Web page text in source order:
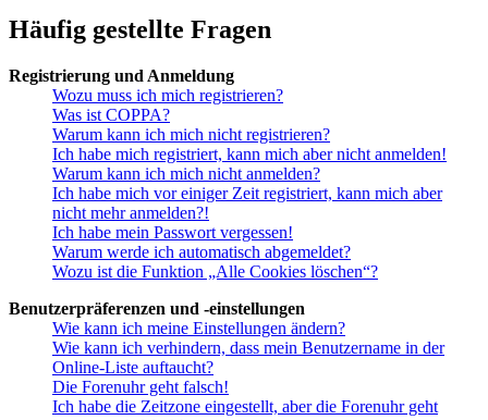
Häufig gestellte Fragen
Registrierung und Anmeldung
Wozu muss ich mich registrieren?
Was ist COPPA?
Warum kann ich mich nicht registrieren?
Ich habe mich registriert, kann mich aber nicht anmelden!
Warum kann ich mich nicht anmelden?
Ich habe mich vor einiger Zeit registriert, kann mich aber
nicht mehr anmelden?!
Ich habe mein Passwort vergessen!
Warum werde ich automatisch abgemeldet?
Wozu ist die Funktion „Alle Cookies löschen“?
Benutzerpräferenzen und -einstellungen
Wie kann ich meine Einstellungen ändern?
Wie kann ich verhindern, dass mein Benutzername in der
Online-Liste auftaucht?
Die Forenuhr geht falsch!
Ich habe die Zeitzone eingestellt, aber die Forenuhr geht